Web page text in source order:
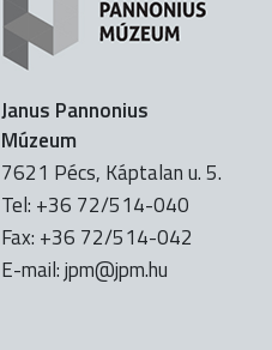
Janus Pannonius
Múzeum
7621 Pécs, Káptalan u. 5.
Tel: +36 72/514-040
Fax: +36 72/514-042
E-mail:uh.mpj@mpj